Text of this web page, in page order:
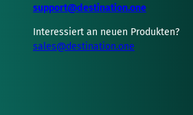
support@destination.one
Interessiert an neuen Produkten?
sales@destination.one